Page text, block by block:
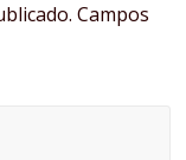
Campos